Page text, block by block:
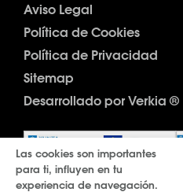
Aviso Legal
Política de Cookies
Política de Privacidad
Sitemap
Desarrollado por Verkia ®
Las cookies son importantes
para ti, influyen en tu
experiencia de navegación.